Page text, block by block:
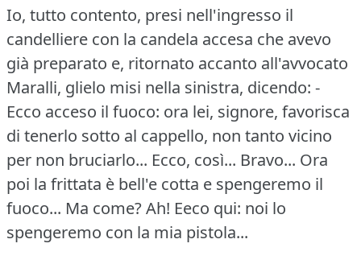
Io, tutto contento, presi nell'ingresso il
candelliere con la candela accesa che avevo
già preparato e, ritornato accanto all'avvocato
Maralli, glielo misi nella sinistra, dicendo: -
Ecco acceso il fuoco: ora lei, signore, favorisca
di tenerlo sotto al cappello, non tanto vicino
per non bruciarlo... Ecco, così... Bravo... Ora
poi la frittata è bell'e cotta e spengeremo il
fuoco... Ma come?Ah! Eeco qui: noi lo
spengeremo con la mia pistola...